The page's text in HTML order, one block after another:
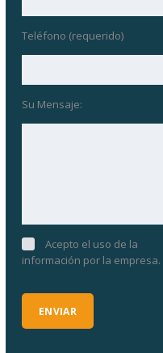
Teléfono (requerido)
Su Mensaje:
Acepto el uso de la
información por la empresa.